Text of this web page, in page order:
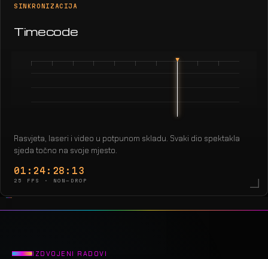
SINKRONIZACIJA
Timecode
Rasvjeta, laseri i video u potpunom skladu. Svaki dio spektakla
sjeda točno na svoje mjesto.
01:24:30:12
25 FPS · NON-DROP
IZDVOJENI RADOVI